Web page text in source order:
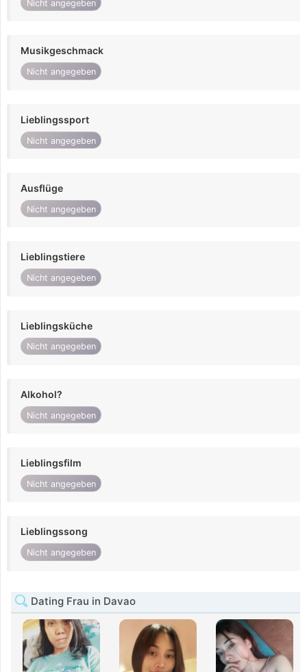
Nicht angegeben
Musikgeschmack
Nicht angegeben
Lieblingssport
Nicht angegeben
Ausflüge
Nicht angegeben
Lieblingstiere
Nicht angegeben
Lieblingsküche
Nicht angegeben
Alkohol?
Nicht angegeben
Lieblingsfilm
Nicht angegeben
Lieblingssong
Nicht angegeben
Dating Frau in Davao